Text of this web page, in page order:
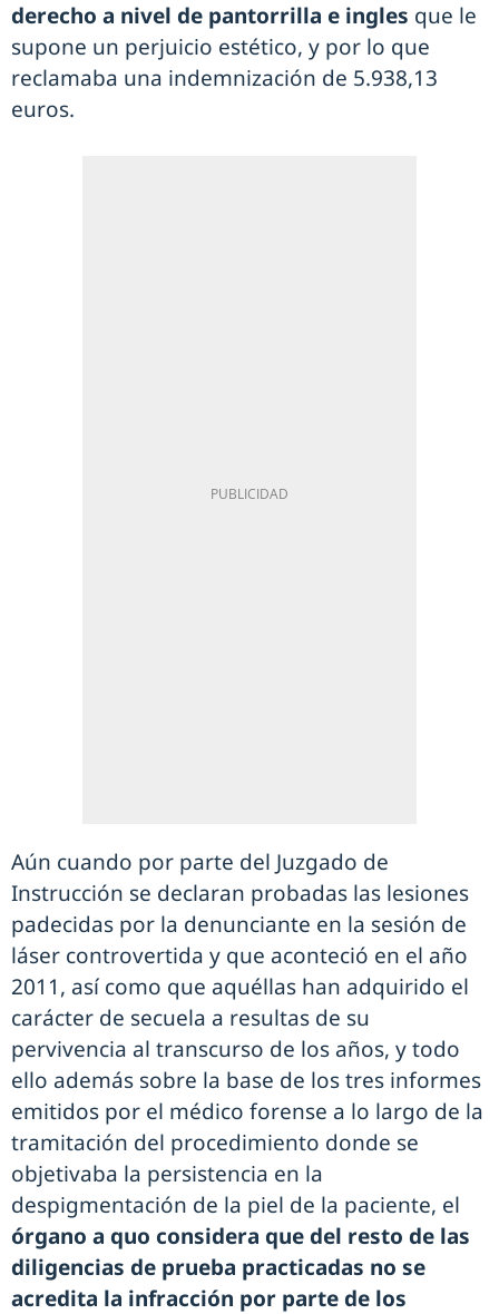
derecho a nivel de pantorrilla e ingles que le
supone un perjuicio estético, y por lo que
reclamaba una indemnización de 5.938,13
euros.
Aún cuando por parte del Juzgado de
Instrucción se declaran probadas las lesiones
padecidas por la denunciante en la sesión de
láser controvertida y que aconteció en el año
2011, así como que aquéllas han adquirido el
carácter de secuela a resultas de su
pervivencia al transcurso de los años, y todo
ello además sobre la base de los tres informes
emitidos por el médico forense a lo largo de la
tramitación del procedimiento donde se
objetivaba la persistencia en la
despigmentación de la piel de la paciente, el
órgano a quo considera que del resto de las
diligencias de prueba practicadas no se
acredita la infracción por parte de los